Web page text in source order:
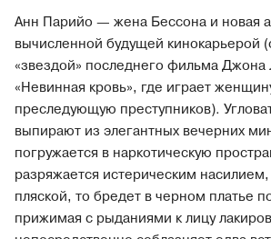
Анн Парийо — жена Бессона и новая
вычисленной будущей кинокарьерой
«звездой» последнего фильма Джона
«Невинная кровь», где играет
преследующую преступников).
выпирают из элегантных вечерних
погружается в наркотическую
разряжается истерическим
пляской, то бредет в черном платье
прижимая с рыданиями к лицу